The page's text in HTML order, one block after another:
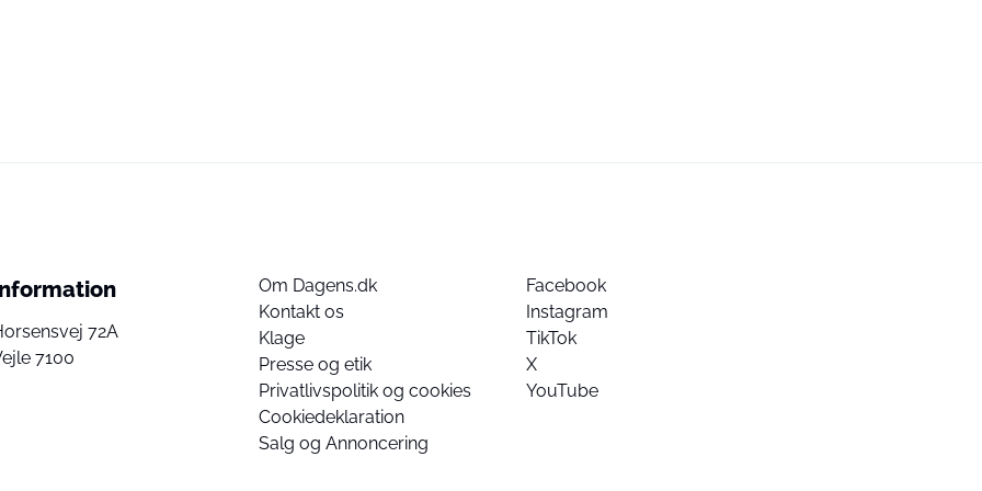
72A
7100
Om Dagens.dk
Kontakt os
Klage
Presse og etik
Privatlivspolitik og cookies
Cookiedeklaration
Salg og Annoncering
Facebook
Instagram
TikTok
X
YouTube